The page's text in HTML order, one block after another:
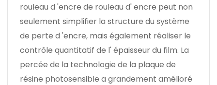
rouleau d 'encre de rouleau d' encre peut non
seulement simplifier la structure du système
de perte d 'encre, mais également réaliser le
contrôle quantitatif de l' épaisseur du film. La
percée de la technologie de la plaque de
résine photosensible a grandement amélioré